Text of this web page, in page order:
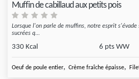
Muffin de cabillaud aux petits pois
Lorsque l'on parle de muffins, notre esprit s'évade
sucrées q...
330 Kcal 6 pts WW
Oeuf de poule entier, Crème fraîche épaisse,